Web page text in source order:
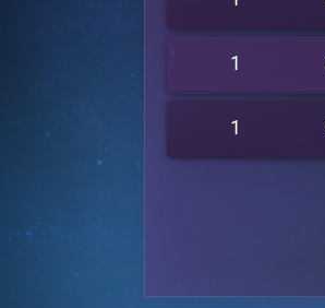
1
1